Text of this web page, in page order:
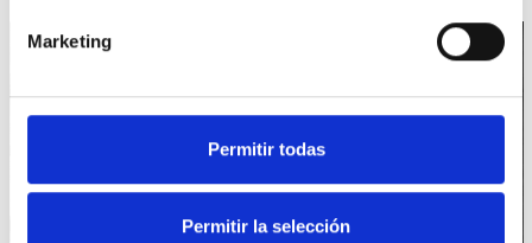
Marketing
Permitir todas
Permitir la selección